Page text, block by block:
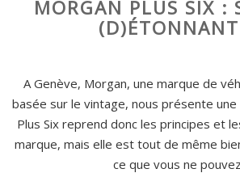
MORGAN PLUS SIX :
A Genève, Morgan, une marque de
basée sur le vintage, nous présente une
Plus Six reprend donc les principes et
marque, mais elle est tout de même
ce que vous ne